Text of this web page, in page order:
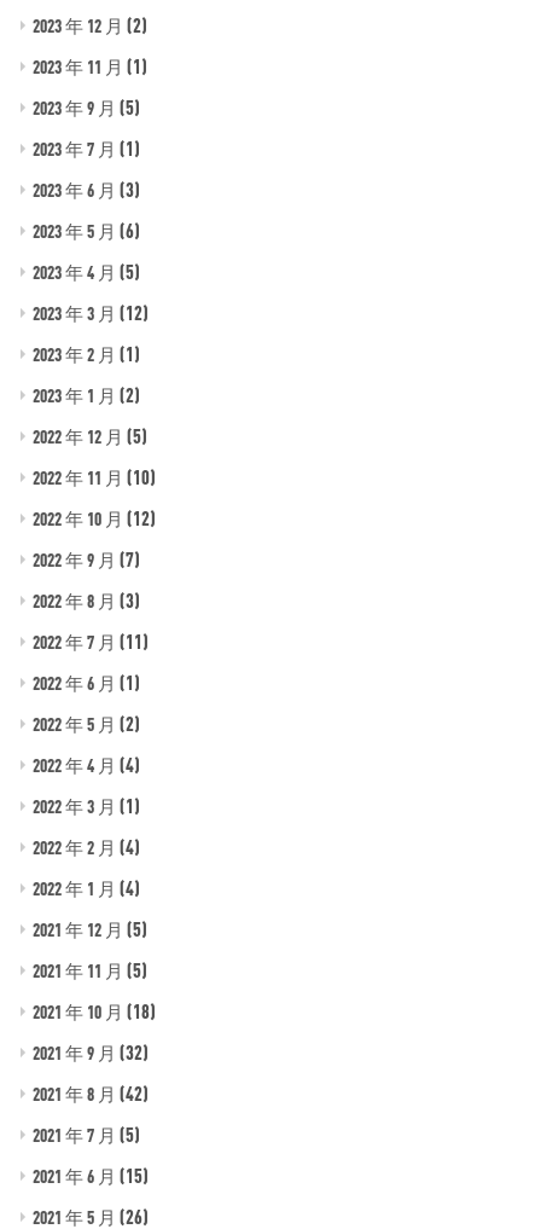
2023 年 12 月 (2)
2023 年 11 月 (1)
2023 年 9 月 (5)
2023 年 7 月 (1)
2023 年 6 月 (3)
2023 年 5 月 (6)
2023 年 4 月 (5)
2023 年 3 月 (12)
2023 年 2 月 (1)
2023 年 1 月 (2)
2022 年 12 月 (5)
2022 年 11 月 (10)
2022 年 10 月 (12)
2022 年 9 月 (7)
2022 年 8 月 (3)
2022 年 7 月 (11)
2022 年 6 月 (1)
2022 年 5 月 (2)
2022 年 4 月 (4)
2022 年 3 月 (1)
2022 年 2 月 (4)
2022 年 1 月 (4)
2021 年 12 月 (5)
2021 年 11 月 (5)
2021 年 10 月 (18)
2021 年 9 月 (32)
2021 年 8 月 (42)
2021 年 7 月 (5)
2021 年 6 月 (15)
2021 年 5 月 (26)